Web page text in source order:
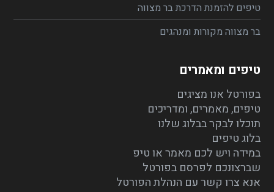
טיפים להזמנת הדרכת בר מצווה
בר מצווה מקורות ומנהגים
טיפים ומאמרים
בפורטל אנו מציגים
טיפים, מאמרים, ומדריכים
תוכלו לבקר בבלוג שלנו
בלוג טיפים
במידה ויש לכם מאמר או טיפ
שברצונכם לפרסם בפורטל
אנא צרו קשר עם הנהלת הפורטל